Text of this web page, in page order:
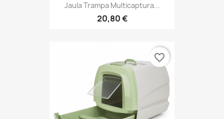
Jaula Trampa Multicaptura...
20,80 €
favorite_border